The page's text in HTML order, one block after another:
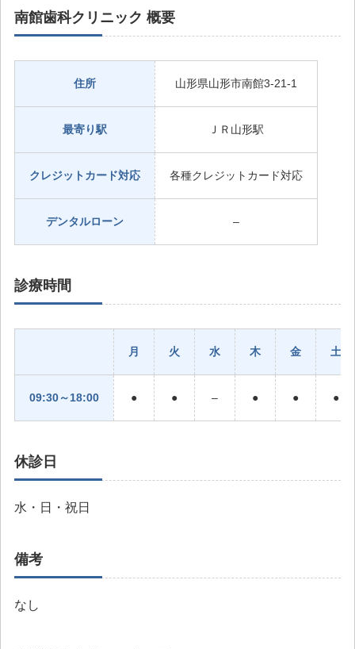
南館歯科クリニック 概要
住所 山形県山形市南館3-21-1
最寄り駅 ＪＲ山形駅
クレジットカード対応 各種クレジットカード対応
デンタルローン –
診療時間
月 火 水 木 金 土
09:30～18:00 ● ● – ● ● ●
休診日
水・日・祝日
備考
なし